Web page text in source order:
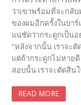
ว่าเขาพร้อมที่จะกลั
ของผมอีกครั้งในบาร์
แน่ชัดว่ากระดูกเป็นอ
“หลังจากนั้น เราจะ
แต่ถ้ากระดูกไม่หาย
สอบนั้น เราจะตัดสิน
READ MORE